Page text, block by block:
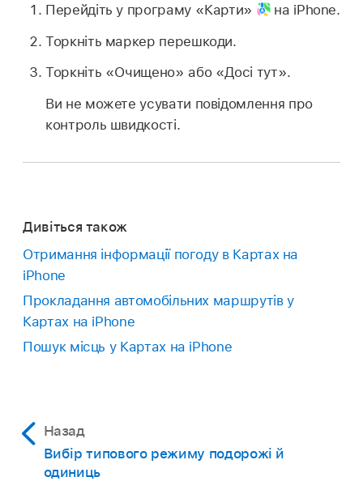
Перейдіть у програму «Карти»
на iPhone.
Торкніть маркер перешкоди.
Торкніть «Очищено» або «Досі тут».
Ви не можете усувати повідомлення про
контроль швидкості.
Дивіться також
Отримання інформації погоду в Картах на
iPhone
Прокладання автомобільних маршрутів у
Картах на iPhone
Пошук місць у Картах на iPhone
Назад
Вибір типового режиму подорожі й
одиниць